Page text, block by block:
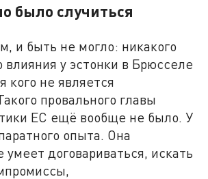
было случиться
и быть не могло: никакого
влияния у эстонки в Брюсселе
кого не является
провального главы
ЕС ещё вообще не было. У
опыта. Она
договариваться, искать